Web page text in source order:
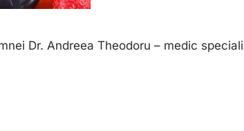
Dr. Andreea Theodoru – medic